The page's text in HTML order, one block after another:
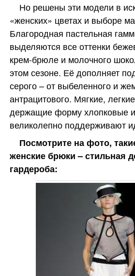
Но решены эти модели в
«женских» цветах и выборе
Благородная пастельная
выделяются все оттенки
крем-брюле и молочного
этом сезоне. Её дополняет
серого – от выбеленного и
антрацитового. Мягкие,
держащие форму хлопковые
великолепно поддерживают
Посмотрите на фото,
женские брюки – стильная
гардероба: